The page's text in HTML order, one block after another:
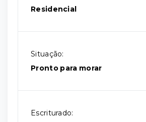
Residencial
Situação:
Pronto para morar
Escriturado: